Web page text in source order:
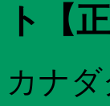
ト【
カナ